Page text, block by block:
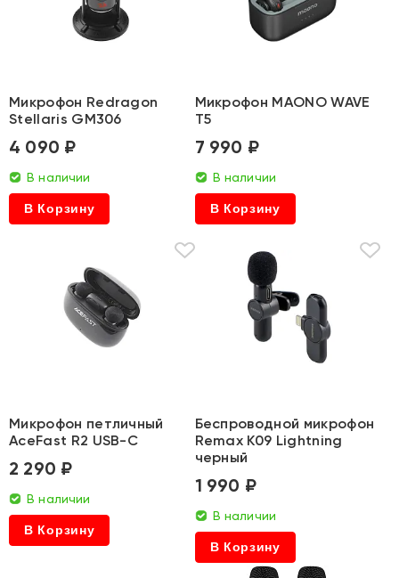
Микрофон Redragon
Stellaris GM306
4 090 ₽
В наличии
В Корзину
Микрофон MAONO WAVE
T5
7 990 ₽
В наличии
В Корзину
Микрофон петличный
AceFast R2 USB-C
2 290 ₽
В наличии
В Корзину
Беспроводной микрофон
Remax K09 Lightning
черный
1 990 ₽
В наличии
В Корзину